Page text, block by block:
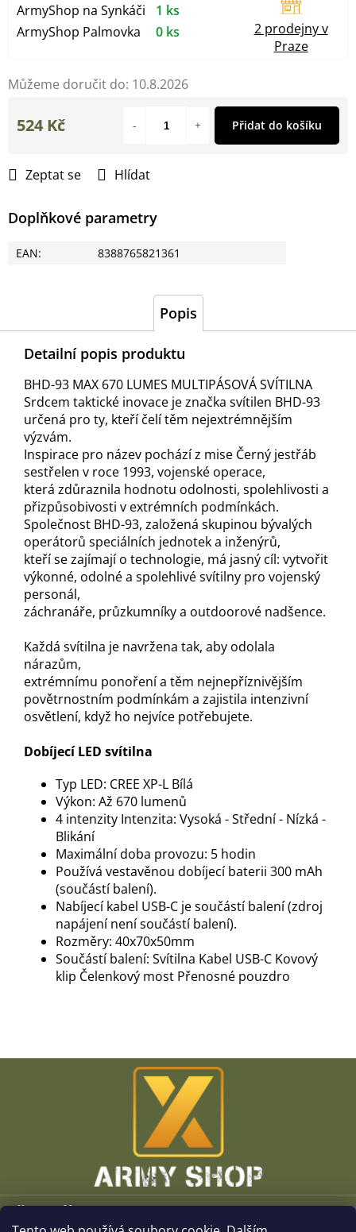
Můžeme doručit do: 10.8.2026
Zeptat se Hlídat
Doplňkové parametry
EAN: 8388765821361
524 Kč Přidat do košíku
ArmyShop na Synkáči
1 ks
ArmyShop Palmovka
0 ks
2 prodejny v
Praze
Popis
Detailní popis produktu
BHD-93 MAX 670 LUMES MULTIPÁSOVÁ SVÍTILNA
Srdcem taktické inovace je značka svítilen BHD-93
určená pro ty, kteří čelí těm nejextrémnějším
výzvám.
Inspirace pro název pochází z mise Černý jestřáb
sestřelen v roce 1993, vojenské operace,
která zdůraznila hodnotu odolnosti, spolehlivosti a
přizpůsobivosti v extrémních podmínkách.
Společnost BHD-93, založená skupinou bývalých
operátorů speciálních jednotek a inženýrů,
kteří se zajímají o technologie, má jasný cíl: vytvořit
výkonné, odolné a spolehlivé svítilny pro vojenský
personál,
záchranáře, průzkumníky a outdoorové nadšence.
Každá svítilna je navržena tak, aby odolala
nárazům,
extrémnímu ponoření a těm nejnepříznivějším
povětrnostním podmínkám a zajistila intenzivní
osvětlení, když ho nejvíce potřebujete.
Dobíjecí LED svítilna
Typ LED: CREE XP-L Bílá
Výkon: Až 670 lumenů
4 intenzity Intenzita: Vysoká - Střední - Nízká -
Blikání
Maximální doba provozu: 5 hodin
Používá vestavěnou dobíjecí baterii 300 mAh
(součástí balení).
Nabíjecí kabel USB-C je součástí balení (zdroj
napájení není součástí balení).
Rozměry: 40x70x50mm
Součástí balení: Svítilna Kabel USB-C Kovový
klip Čelenkový most Přenosné pouzdro
Z
Vše o nákupu